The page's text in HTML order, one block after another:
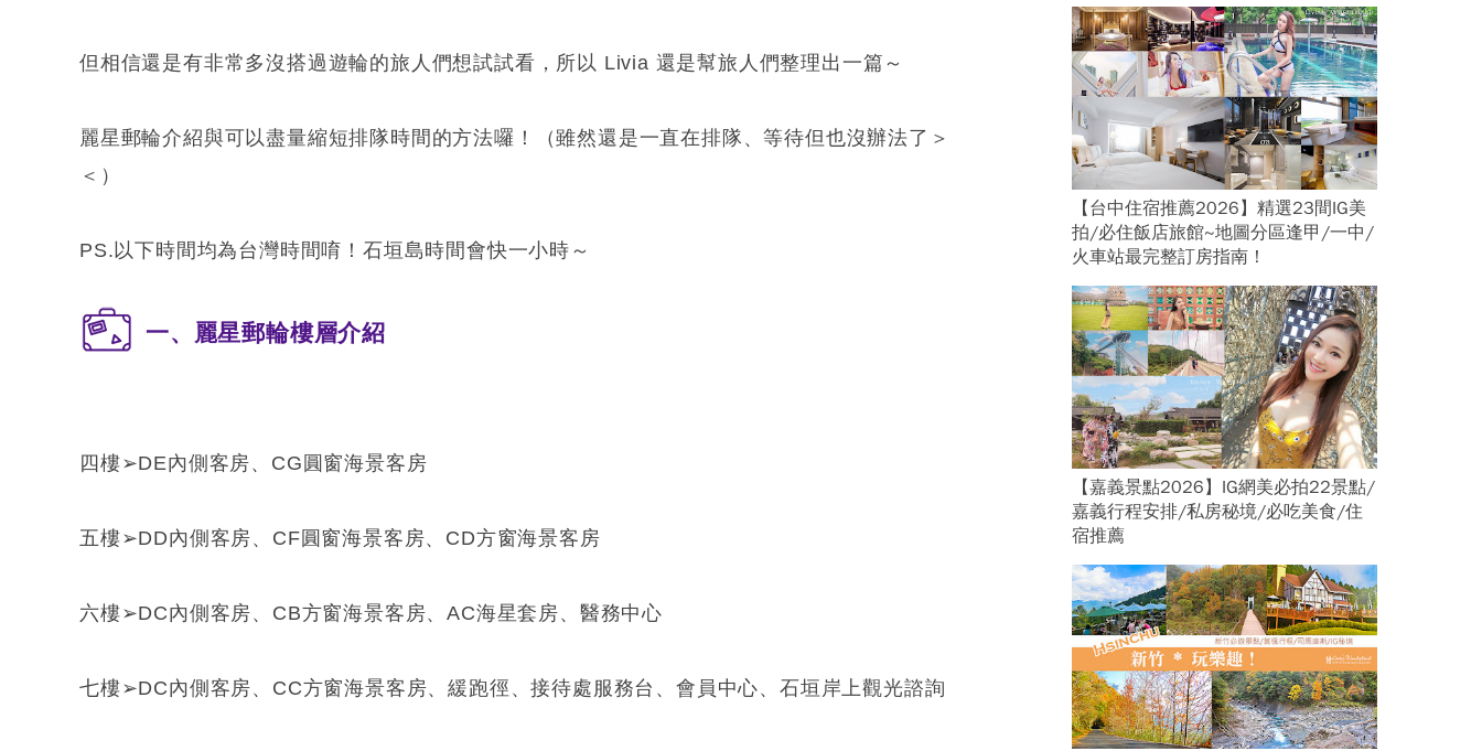
但相信還是有非常多沒搭過遊輪的旅人們想試試看，所以 Livia 還是幫旅人們整理出一篇～
麗星郵輪介紹與可以盡量縮短排隊時間的方法囉！（雖然還是一直在排隊、等待但也沒辦法了＞
＜）
PS.以下時間均為台灣時間唷！石垣島時間會快一小時～
一、麗星郵輪樓層介紹
四樓➢DE內側客房、CG圓窗海景客房
五樓➢DD內側客房、CF圓窗海景客房、CD方窗海景客房
六樓➢DC內側客房、CB方窗海景客房、AC海星套房、醫務中心
七樓➢DC內側客房、CC方窗海景客房、緩跑徑、接待處服務台、會員中心、石垣岸上觀光諮詢
【台中住宿推薦2026】精選23間IG美
拍/必住飯店旅館~地圖分區逢甲/一中/
火車站最完整訂房指南！
【嘉義景點2026】IG網美必拍22景點/
嘉義行程安排/私房秘境/必吃美食/住
宿推薦